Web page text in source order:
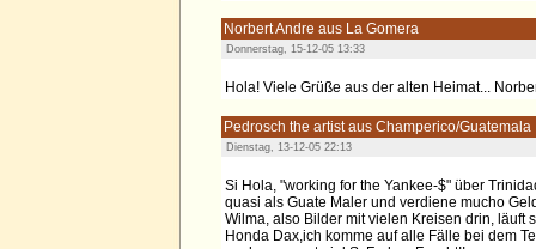
Norbert Andre aus La Gomera
Donnerstag, 15-12-05 13:33
Hola! Viele Grüße aus der alten Heimat...
Pedrosch the artist aus Champerico/Guatemala
Dienstag, 13-12-05 22:13
Si Hola, "working for the Yankee-$" über
quasi als Guate Maler und verdiene mucho
Wilma, also Bilder mit vielen Kreisen drin,
Honda Dax,ich komme auf alle Fälle bei dem